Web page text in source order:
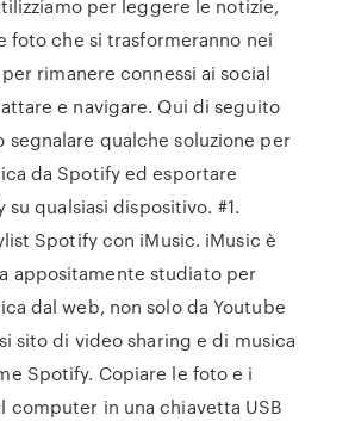
per leggere le notizie,
foto che si trasformeranno nei
rimanere connessi ai social
e navigare. Qui di seguito
segnalare qualche soluzione per
da Spotify ed esportare
qualsiasi dispositivo. #1.
Spotify con iMusic. iMusic è
appositamente studiato per
dal web, non solo da Youtube
sito di video sharing e di musica
Spotify. Copiare le foto e i
computer in una chiavetta USB